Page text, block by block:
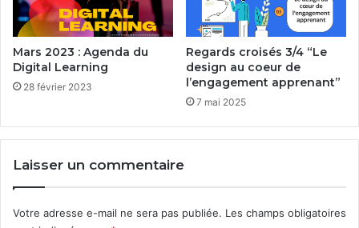
Mars 2023 : Agenda du
Digital Learning
28 février 2023
Regards croisés 3/4 “Le
design au coeur de
l’engagement apprenant”
7 mai 2025
Laisser un commentaire
Votre adresse e-mail ne sera pas publiée. Les champs obligatoires